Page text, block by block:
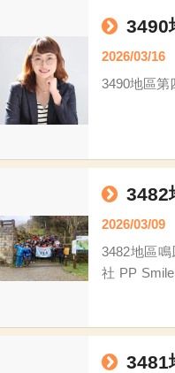
個團體，看
秘會中，聽
「物資媒合
3490地
2026/03/16
3490地區第
3482
2026/03/09
3482地區鳴鳳社
社 PP Smile /廖偉呈 職業
3481地